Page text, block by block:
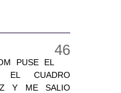
PUSE EL
EL CUADRO
Y ME SALIO